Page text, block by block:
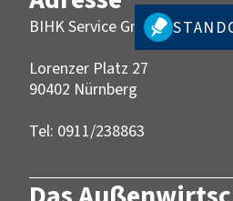
BIHK Service GmbH
Lorenzer Platz 27
90402 Nürnberg‎‎
Tel: 0911/238863